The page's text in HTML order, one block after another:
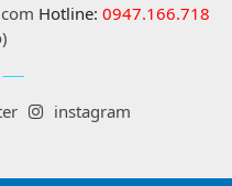
Hotline: 0947.166.718
instagram